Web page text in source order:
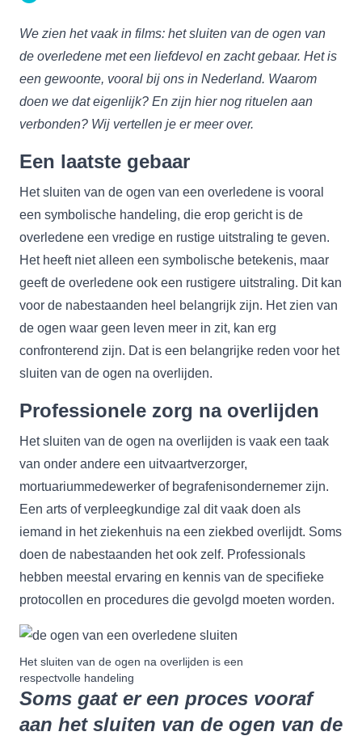
We zien het vaak in films: het sluiten van de ogen van
de overledene met een liefdevol en zacht gebaar. Het is
een gewoonte, vooral bij ons in Nederland. Waarom
doen we dat eigenlijk? En zijn hier nog rituelen aan
verbonden? Wij vertellen je er meer over.
Een laatste gebaar
Het sluiten van de ogen van een overledene is vooral
een symbolische handeling, die erop gericht is de
overledene een vredige en rustige uitstraling te geven.
Het heeft niet alleen een symbolische betekenis, maar
geeft de overledene ook een rustigere uitstraling. Dit kan
voor de nabestaanden heel belangrijk zijn. Het zien van
de ogen waar geen leven meer in zit, kan erg
confronterend zijn. Dat is een belangrijke reden voor het
sluiten van de ogen na overlijden.
Professionele zorg na overlijden
Het sluiten van de ogen na overlijden is vaak een taak
van onder andere een uitvaartverzorger,
mortuariummedewerker of begrafenisondernemer zijn.
Een arts of verpleegkundige zal dit vaak doen als
iemand in het ziekenhuis na een ziekbed overlijdt. Soms
doen de nabestaanden het ook zelf. Professionals
hebben meestal ervaring en kennis van de specifieke
protocollen en procedures die gevolgd moeten worden.
Het sluiten van de ogen na overlijden is een
respectvolle handeling
Soms gaat er een proces vooraf
aan het sluiten van de ogen van de